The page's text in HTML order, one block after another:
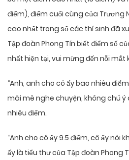
điểm), điểm cuối cùng của Trương
cao nhất trong số các thí sinh đã
Tập đoàn Phong Tín biết điểm số
nhất hiện tại, vui mừng đến nỗi mắt
“Anh, anh cho cô ấy bao nhiêu
mãi mê nghe chuyện, không chú
nhiêu điểm.
“Anh cho cô ấy 9.5 điểm, cô ấy nói
ấy là tiểu thư của Tập đoàn Phong